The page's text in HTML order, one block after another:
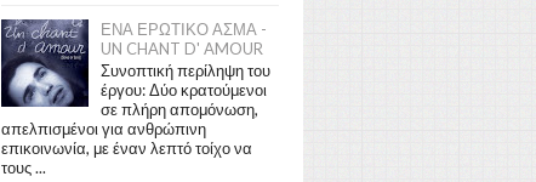
ΕΝΑ ΕΡΩΤΙΚΟ ΑΣΜΑ -
UN CHANT D' AMOUR
Συνοπτική περίληψη του
έργου: Δύο κρατούμενοι
σε πλήρη απομόνωση,
απελπισμένοι για ανθρώπινη
επικοινωνία, με έναν λεπτό τοίχο να
τους ...